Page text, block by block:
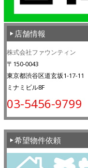
店舗情報
株式会社ファウンティン
〒150-0043
東京都渋谷区道玄坂1-17-11
ミナミビル8F
03-5456-9799
希望物件依頼